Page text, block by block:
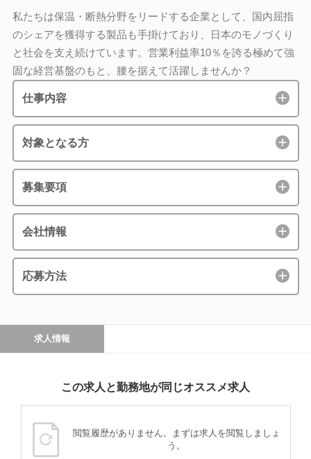
私たちは保温・断熱分野をリードする企業として、国内屈指
のシェアを獲得する製品も手掛けており、日本のモノづくり
と社会を支え続けています。営業利益率10％を誇る極めて強
固な経営基盤のもと、腰を据えて活躍しませんか？
仕事内容
対象となる方
募集要項
会社情報
応募方法
求人情報
この求人と勤務地が同じオススメ求人
閲覧履歴がありません。まずは求人を閲覧しましょ
う。